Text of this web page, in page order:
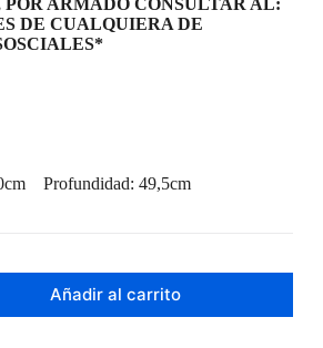
DE CUALQUIERA DE
Profundidad: 49,5cm
Añadir al carrito